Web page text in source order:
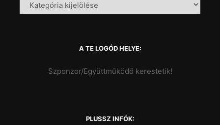
A TE LOGÓD HELYE:
Szponzor/Együttműködő kerestetik!
PLUSSZ INFÓK: